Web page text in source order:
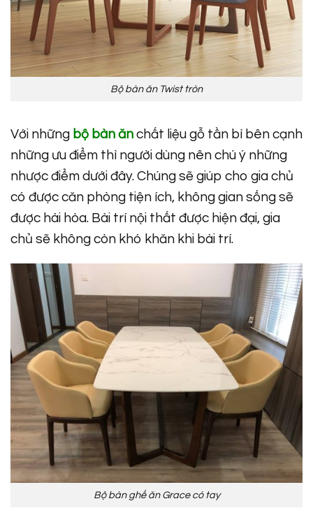
Bộ bàn ăn Twist tròn
Với những bộ bàn ăn chất liệu gỗ tần bì bên cạnh
những ưu điểm thì người dùng nên chú ý những
nhược điểm dưới đây. Chúng sẽ giúp cho gia chủ
có được căn phòng tiện ích, không gian sống sẽ
được hài hòa. Bài trí nội thất được hiện đại, gia
chủ sẽ không còn khó khăn khi bài trí.
Bộ bàn ghế ăn Grace có tay